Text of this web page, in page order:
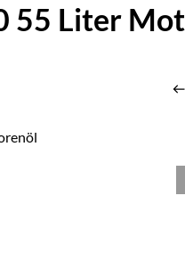
55 Liter